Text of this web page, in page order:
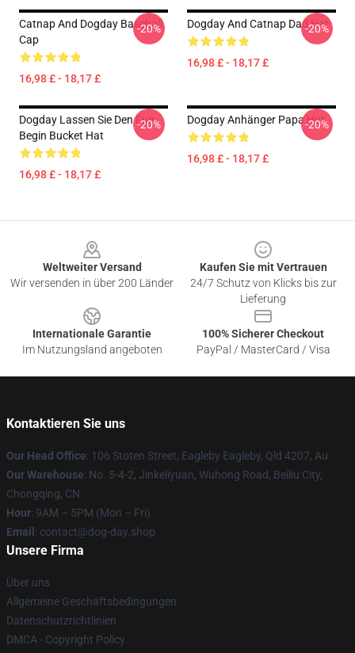
Catnap And Dogday Baseball
Cap
16,98 £ - 18,17 £
-20% Dogday And Catnap Dad Hat
16,98 £ - 18,17 £
-20%
Dogday Lassen Sie Den Fun
Begin Bucket Hat
16,98 £ - 18,17 £
-20% Dogday Anhänger Papa Hut
16,98 £ - 18,17 £
-20%
Weltweiter Versand
Wir versenden in über 200 Länder
Kaufen Sie mit Vertrauen
24/7 Schutz von Klicks bis zur
Lieferung
Internationale Garantie
Im Nutzungsland angeboten
100% Sicherer Checkout
PayPal / MasterCard / Visa
Kontaktieren Sie uns
Our Head Office: 106 Stoten Street, Eagleby Eagleby, Qld 4207, Au
Our Warehouse: No. 5-4-2, Jinkeliyuan, Wuhong Road, Beiliu City,
Chongqing, CN
Hour: 9AM – 5PM (Mon – Fri)
Email : contact@dog-day.shop
Unsere Firma
Über uns
Allgemeine Geschäftsbedingungen
Datenschutzrichtlinien
DMCA - Copyright Policy